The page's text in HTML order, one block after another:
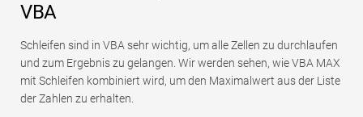
VBA
Schleifen sind in VBA sehr wichtig, um alle Zellen zu durchlaufen
und zum Ergebnis zu gelangen. Wir werden sehen, wie VBA MAX
mit Schleifen kombiniert wird, um den Maximalwert aus der Liste
der Zahlen zu erhalten.